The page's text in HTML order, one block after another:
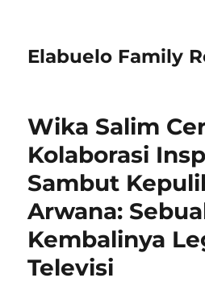
Elabuelo Family
Wika Salim
Kolaborasi
Sambut
Arwana:
Kembalinya
Televisi